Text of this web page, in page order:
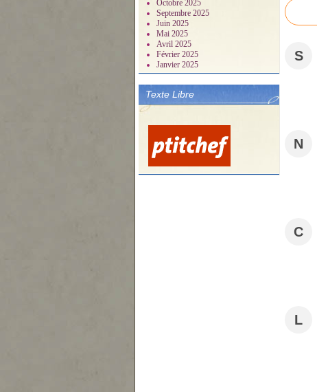
Octobre 2025
Septembre 2025
Juin 2025
Mai 2025
Avril 2025
Février 2025
Janvier 2025
Texte Libre
S
N
C
L